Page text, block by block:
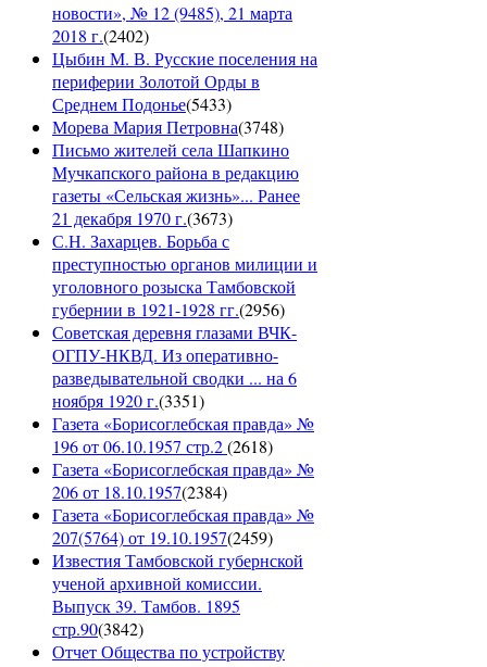
новости», № 12 (9485), 21 марта
2018 г.(2402)
Цыбин М. В. Русские поселения на
периферии Золотой Орды в
Среднем Подонье(5433)
Морева Мария Петровна(3748)
Письмо жителей села Шапкино
Мучкапского района в редакцию
газеты «Сельская жизнь»... Ранее
21 декабря 1970 г.(3673)
С.Н. Захарцев. Борьба с
преступностью органов милиции и
уголовного розыска Тамбовской
губернии в 1921-1928 гг.(2956)
Советская деревня глазами ВЧК-
ОГПУ-НКВД. Из оперативно-
разведывательной сводки ... на 6
ноября 1920 г.(3351)
Газета «Борисоглебская правда» №
196 от 06.10.1957 стр.2(2618)
Газета «Борисоглебская правда» №
206 от 18.10.1957(2384)
Газета «Борисоглебская правда» №
207(5764) от 19.10.1957(2459)
Известия Тамбовской губернской
ученой архивной комиссии.
Выпуск 39. Тамбов. 1895
стр.90(3842)
Отчет Общества по устройству